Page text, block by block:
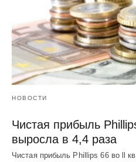
НОВОСТИ
Чистая прибыль
выросла в 4,4 раза
Чистая прибыль Phillips 66 во ll